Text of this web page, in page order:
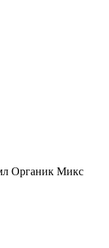
Органик Микс